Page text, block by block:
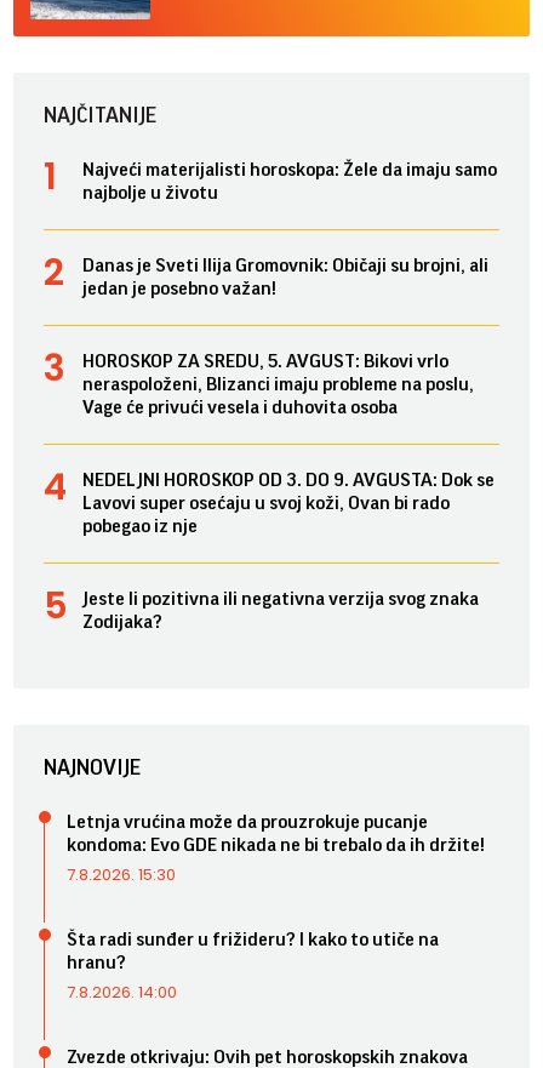
NAJČITANIJE
Najveći materijalisti horoskopa: Žele da imaju samo
najbolje u životu
Danas je Sveti Ilija Gromovnik: Običaji su brojni, ali
jedan je posebno važan!
HOROSKOP ZA SREDU, 5. AVGUST: Bikovi vrlo
neraspoloženi, Blizanci imaju probleme na poslu,
Vage će privući vesela i duhovita osoba
NEDELJNI HOROSKOP OD 3. DO 9. AVGUSTA: Dok se
Lavovi super osećaju u svoj koži, Ovan bi rado
pobegao iz nje
Jeste li pozitivna ili negativna verzija svog znaka
Zodijaka?
NAJNOVIJE
Letnja vrućina može da prouzrokuje pucanje
kondoma: Evo GDE nikada ne bi trebalo da ih držite!
7.8.2026. 15:30
Šta radi sunđer u frižideru? I kako to utiče na
hranu?
7.8.2026. 14:00
Zvezde otkrivaju: Ovih pet horoskopskih znakova